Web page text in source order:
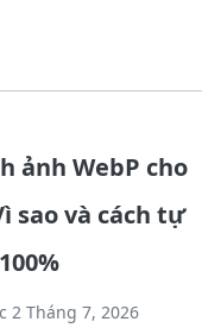
ảnh WebP cho
sao và cách tự
2 Tháng 7, 2026